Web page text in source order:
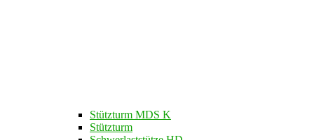
Stützturm MDS K
Stützturm